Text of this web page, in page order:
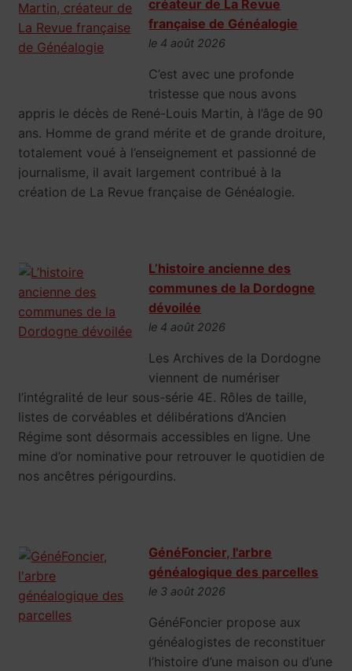
créateur de La Revue
française de Généalogie
le 4 août 2026
C’est avec une profonde
tristesse que nous avons
appris le décès de René-Louis Martin, à l’âge de 90
ans. Homme de grand mérite et de grande droiture,
totalement voué à l’enseignement et passionné de
journalisme, il avait largement contribué à la
création de La Revue française de Généalogie.
L’histoire ancienne des
communes de la Dordogne
dévoilée
le 4 août 2026
Les Archives de la Dordogne
viennent de numériser
l’intégralité de leur sous-série 4E. Rôles de taille,
listes de corvéables et délibérations d’Ancien
Régime sont désormais accessibles en ligne. Une
mine d’or nominative pour retrouver le quotidien de
nos ancêtres périgourdins.
GénéFoncier, l'arbre
généalogique des parcelles
le 3 août 2026
GénéFoncier propose aux
généalogistes de reconstituer
l’histoire d’une maison ou d’une